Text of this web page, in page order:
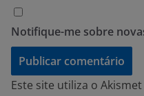
Notifique-me sobre
Este site utiliza o